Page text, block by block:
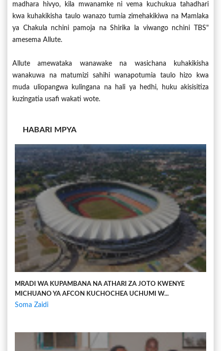
madhara hivyo, kila mwanamke ni vema kuchukua tahadhari
kwa kuhakikisha taulo wanazo tumia zimehakikiwa na Mamlaka
ya Chakula nchini pamoja na Shirika la viwango nchini TBS"
amesema Allute.
Allute amewataka wanawake na wasichana kuhakikisha
wanakuwa na matumizi sahihi wanapotumia taulo hizo kwa
muda uliopangwa kulingana na hali ya hedhi, huku akisisitiza
kuzingatia usafi wakati wote.
HABARI MPYA
MRADI WA KUPAMBANA NA ATHARI ZA JOTO KWENYE
MICHUANO YA AFCON KUCHOCHEA UCHUMI W...
Soma Zaidi